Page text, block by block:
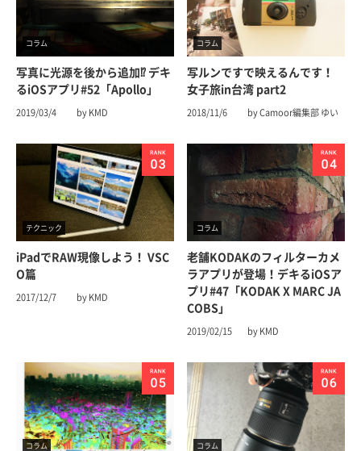
コラム
写真に光源を後から追加⁉︎ デキ
るiOSアプリ#52「Apollo」
2019/03/4 by KMD
コラム
写ルンですで映えるんです！
女子旅in台湾 part2
2018/11/6 by Camoor編集部 ゆい
テクニック
iPadでRAW現像しよう！ VSC
O篇
2017/12/7 by KMD
コラム
老舗KODAKのフィルターカメ
ラアプリが登場！デキるiOSア
プリ#47「KODAK X MARC JA
COBS」
2019/02/15 by KMD
コラム コラム